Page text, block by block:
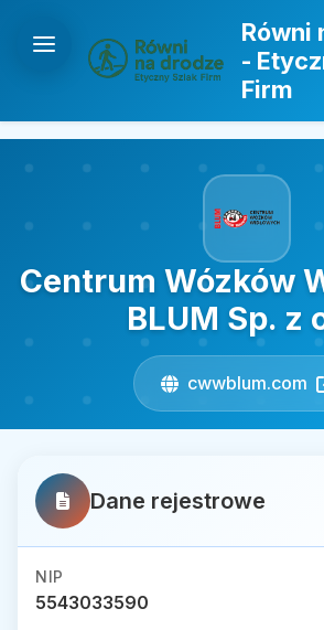
Równi
-
Firm
Centrum Wózków
BLUM Sp. z
cwwblum.com
Dane rejestrowe
NIP
5543033590